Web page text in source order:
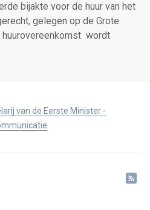
bijakte voor de huur van het
gelegen op de Grote
huurovereenkomst wordt
van de Eerste Minister -